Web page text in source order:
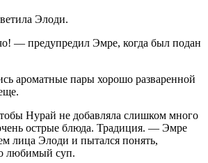
Элоди.
— предупредил Эмре, когда был подан
ароматные пары хорошо разваренной
Нурай не добавляла слишком много
острые блюда. Традиция. — Эмре
лица Элоди и пытался понять,
любимый суп.